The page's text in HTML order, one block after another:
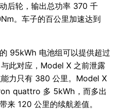
后轮，输出总功率 370 千
。车子的百公里加速达到
95kWh 电池组可以提供超过
此对应，Model X 之前泄露
力只有 380 公里。Model X
quattro 多 5kWh，而多出
来 120 公里的续航差值。